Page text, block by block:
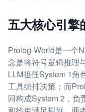
五大核心引擎
Prolog-World是一个
念是将符号逻辑推理
LLM担任System 1角
工具编排决策；而
同构成System 2，负